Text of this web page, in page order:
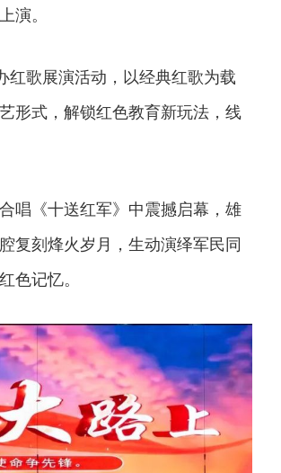
演。
红歌展演活动，以经典红歌为载
形式，解锁红色教育新玩法，线
唱《十送红军》中震撼启幕，雄
复刻烽火岁月，生动演绎军民同
色记忆。